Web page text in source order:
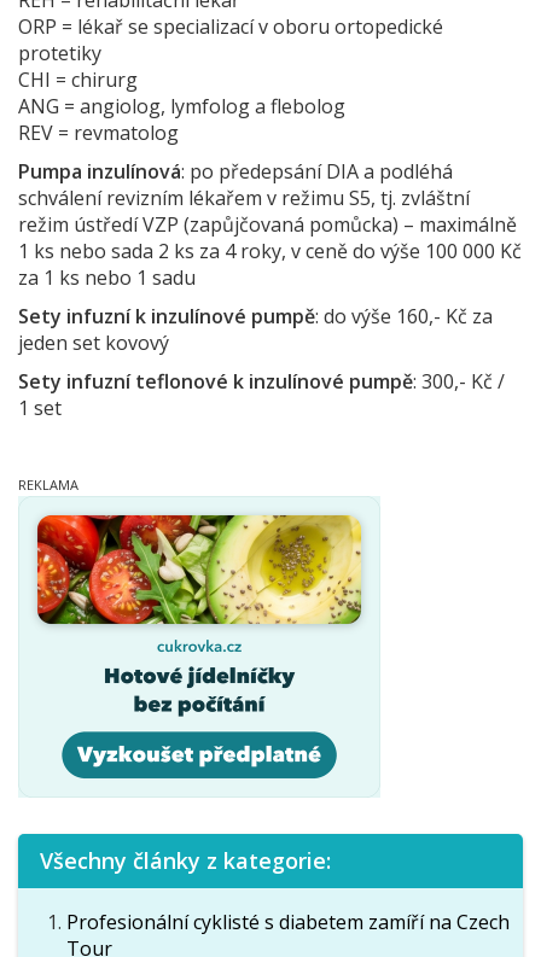
ORP = lékař se specializací v oboru ortopedické
protetiky
CHI = chirurg
ANG = angiolog, lymfolog a flebolog
REV = revmatolog
Pumpa inzulínová: po předepsání DIA a podléhá
schválení revizním lékařem v režimu S5, tj. zvláštní
režim ústředí VZP (zapůjčovaná pomůcka) – maximálně
1 ks nebo sada 2 ks za 4 roky, v ceně do výše 100 000 Kč
za 1 ks nebo 1 sadu
Sety infuzní k inzulínové pumpě: do výše 160,- Kč za
jeden set kovový
Sety infuzní teflonové k inzulínové pumpě: 300,- Kč /
1 set
Všechny články z kategorie:
Profesionální cyklisté s diabetem zamíří na Czech
Tour